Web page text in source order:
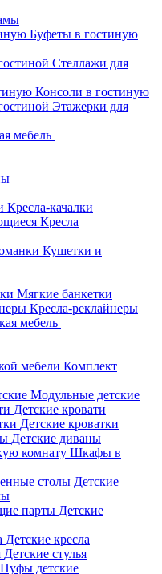
Буфеты в гостиную
Стеллажи для
Консоли в гостиную
Этажерки для
мебель
Кресла-качалки
Кресла
Кушетки и
Мягкие банкетки
Кресла-реклайнеры
мебель
Комплект
Модульные детские
Детские кровати
Детские кроватки
Детские диваны
Шкафы в
Детские
Детские
Детские кресла
Детские стулья
Пуфы детские